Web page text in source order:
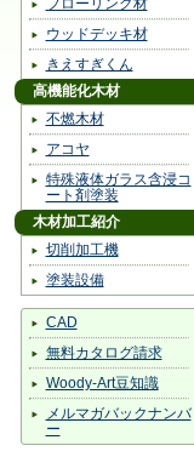
フローリング材
ウッドデッキ材
きえすぎくん
高機能化木材
不燃木材
アコヤ
特殊液体ガラス含浸コ
ート剤塗装
木材加工紹介
切削加工機
塗装設備
CAD
無料カタログ請求
Woody-Art豆知識
メルマガバックナンバ
ー